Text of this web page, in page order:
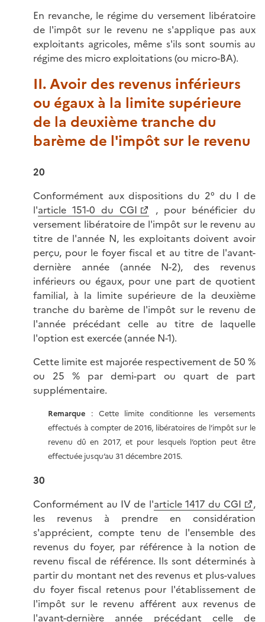
En revanche, le régime du versement libératoire
de l'impôt sur le revenu ne s'applique pas aux
exploitants agricoles, même s'ils sont soumis au
régime des micro exploitations (ou micro-BA).
II. Avoir des revenus inférieurs
ou égaux à la limite supérieure
de la deuxième tranche du
barème de l'impôt sur le revenu
20
Conformément aux dispositions du 2° du I de
l'article 151-0 du CGI
, pour bénéficier du
versement libératoire de l'impôt sur le revenu au
titre de l'année N, les exploitants doivent avoir
perçu, pour le foyer fiscal et au titre de l'avant-
dernière année (année N-2), des revenus
inférieurs ou égaux, pour une part de quotient
familial, à la limite supérieure de la deuxième
tranche du barème de l'impôt sur le revenu de
l'année précédant celle au titre de laquelle
l'option est exercée (année N-1).
Cette limite est majorée respectivement de 50 %
ou 25 % par demi-part ou quart de part
supplémentaire.
Remarque: Cette limite conditionne les versements
effectués à compter de 2016, libératoires de l’impôt sur le
revenu dû en 2017, et pour lesquels l’option peut être
effectuée jusqu’au 31 décembre 2015.
30
Conformément au IV de l'article 1417 du CGI
,
les revenus à prendre en considération
s'apprécient, compte tenu de l'ensemble des
revenus du foyer, par référence à la notion de
revenu fiscal de référence. Ils sont déterminés à
partir du montant net des revenus et plus-values
du foyer fiscal retenus pour l'établissement de
l'impôt sur le revenu afférent aux revenus de
l'avant-dernière année précédant celle de